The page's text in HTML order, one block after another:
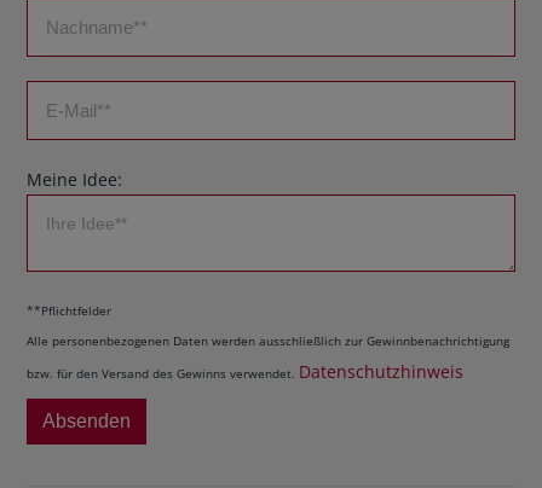
Meine Idee:
**Pflichtfelder
Alle personenbezogenen Daten werden ausschließlich zur Gewinnbenachrichtigung
bzw. für den Versand des Gewinns verwendet. Datenschutzhinweis
Absenden